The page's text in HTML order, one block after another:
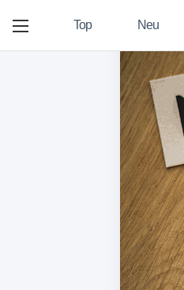
Top Neu